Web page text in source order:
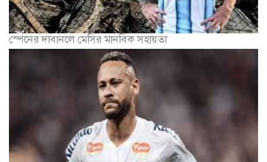
স্পেনের দাবানলে মেসির মানবিক সহায়তা